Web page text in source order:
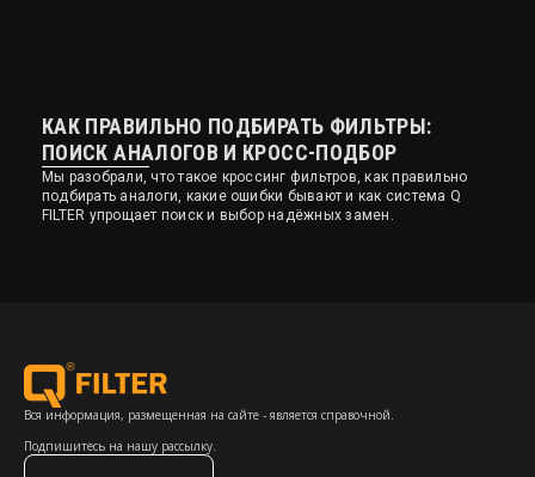
КАК ПРАВИЛЬНО ПОДБИРАТЬ ФИЛЬТРЫ:
ПОИСК АНАЛОГОВ И КРОСС-ПОДБОР
Мы разобрали, что такое кроссинг фильтров, как правильно
подбирать аналоги, какие ошибки бывают и как система Q
FILTER упрощает поиск и выбор надёжных замен.
Вся информация, размещенная на сайте - является справочной.
Подпишитесь на нашу рассылку.